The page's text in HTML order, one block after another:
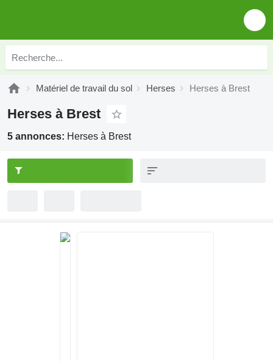
Matériel de travail du sol Herses Herses à Brest
Herses à Brest
5 annonces: Herses à Brest